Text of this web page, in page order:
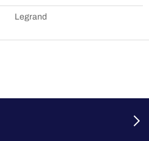
Legrand